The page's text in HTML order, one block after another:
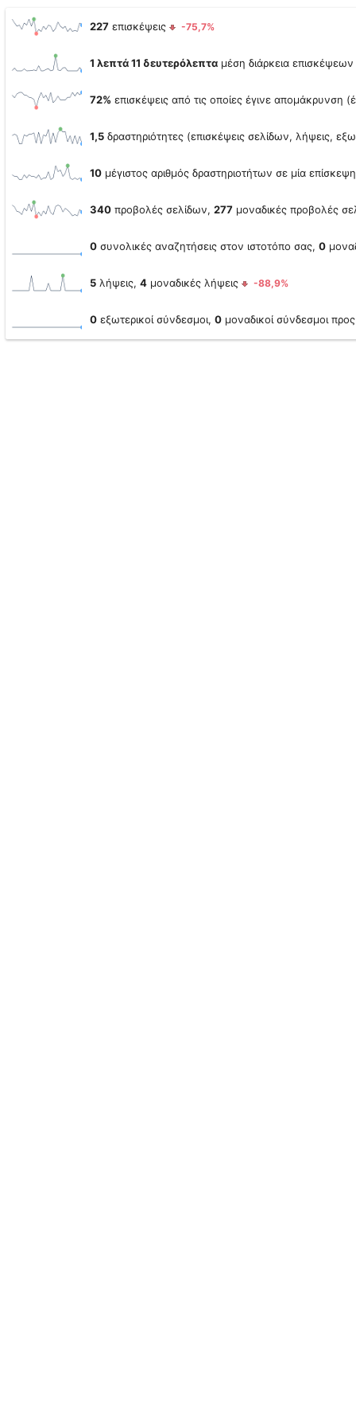
227 επισκέψεις -75,7%
1 λεπτά 11 δευτερόλεπτα μέση διάρκεια επισκέψεων
72% επισκέψεις από τις οποίες έγινε
1,5 δραστηριότητες (επισκέψεις σελίδων, λήψεις,
10 μέγιστος αριθμός δραστηριοτήτων σε μία
340 προβολές σελίδων, 277 μοναδικές προβολές
0 συνολικές αναζητήσεις στον ιστοτόπο σας, 0
5 λήψεις, 4 μοναδικές λήψεις -88,9%
0 εξωτερικοί σύνδεσμοι, 0 μοναδικοί σύνδεσμοι